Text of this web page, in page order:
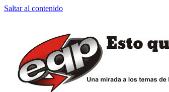
Saltar al contenido